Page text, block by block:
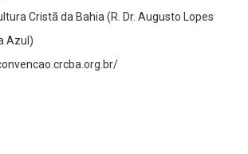
Cristã da Bahia (R. Dr. Augusto Lopes
Azul)